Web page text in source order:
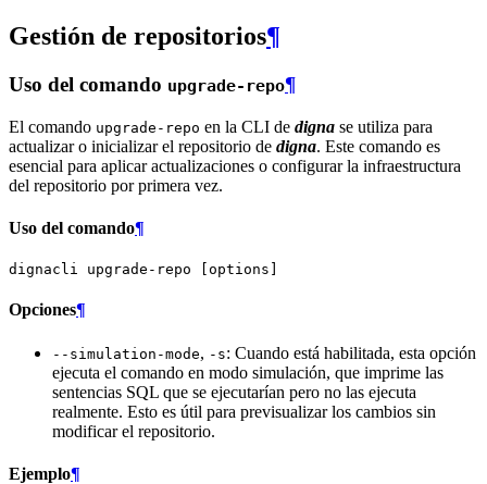
Gestión de repositorios¶
Uso del comando upgrade-repo¶
El comando upgrade-repo en la CLI de digna se utiliza para
actualizar o inicializar el repositorio de digna. Este comando es
esencial para aplicar actualizaciones o configurar la infraestructura
del repositorio por primera vez.
Uso del comando¶
dignacli upgrade-repo options
Opciones¶
--simulation-mode, -s: Cuando está habilitada, esta opción
ejecuta el comando en modo simulación, que imprime las
sentencias SQL que se ejecutarían pero no las ejecuta
realmente. Esto es útil para previsualizar los cambios sin
modificar el repositorio.
Ejemplo¶